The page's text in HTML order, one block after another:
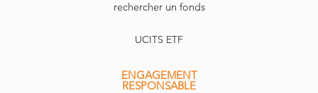
rechercher un fonds
UCITS ETF
ENGAGEMENT
RESPONSABLE